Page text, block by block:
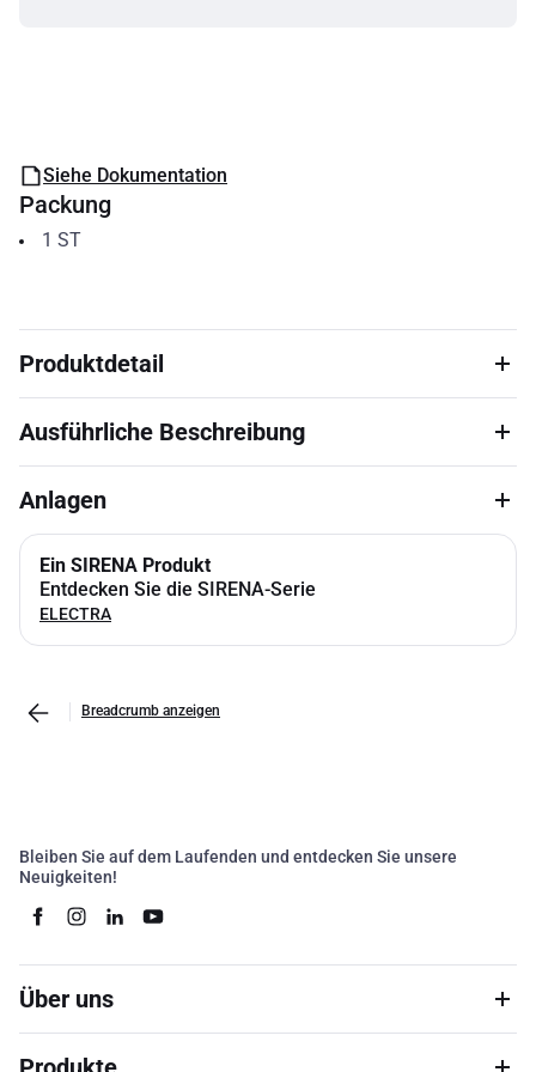
Siehe Dokumentation
Packung
1 ST
Produktdetail
Ausführliche Beschreibung
Anlagen
Ein SIRENA Produkt
Entdecken Sie die SIRENA-Serie
ELECTRA
Breadcrumb anzeigen
Bleiben Sie auf dem Laufenden und entdecken Sie unsere
Neuigkeiten!
Über uns